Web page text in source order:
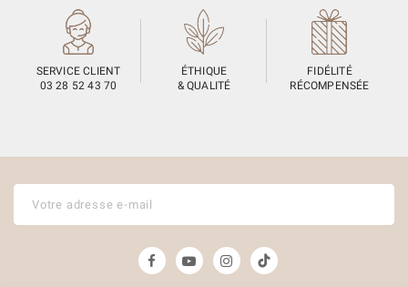
SERVICE CLIENT
03 28 52 43 70
ÉTHIQUE
& QUALITÉ
FIDÉLITÉ
RÉCOMPENSÉE